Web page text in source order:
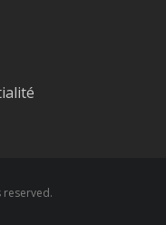
reserved.